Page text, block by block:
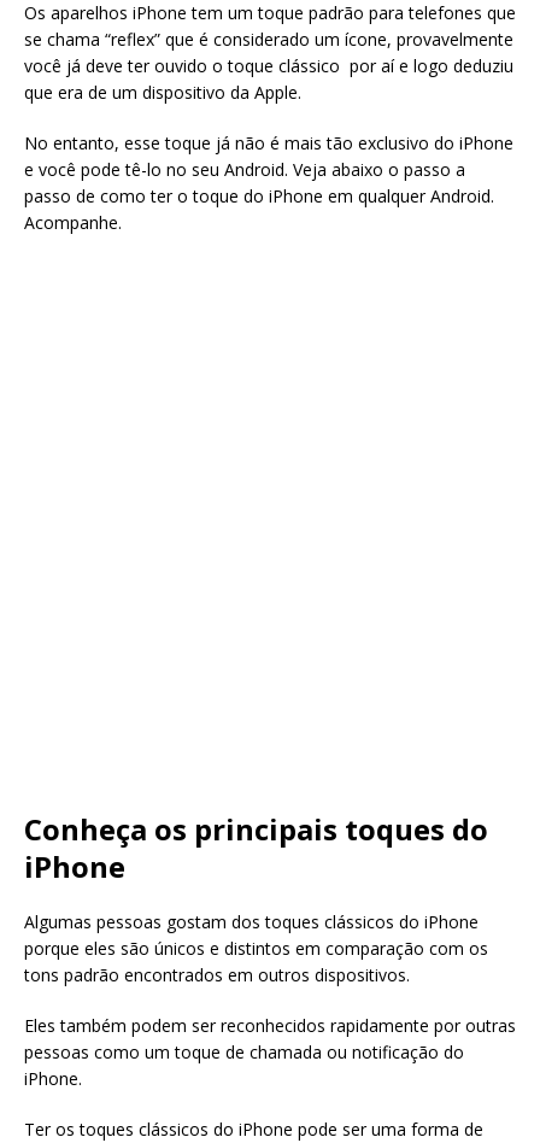
Os aparelhos iPhone tem um toque padrão para telefones que
se chama “reflex” que é considerado um ícone, provavelmente
você já deve ter ouvido o toque clássico por aí e logo deduziu
que era de um dispositivo da Apple.
No entanto, esse toque já não é mais tão exclusivo do iPhone
e você pode tê-lo no seu Android. Veja abaixo o passo a
passo de como ter o toque do iPhone em qualquer Android.
Acompanhe.
Conheça os principais toques do
iPhone
Algumas pessoas gostam dos toques clássicos do iPhone
porque eles são únicos e distintos em comparação com os
tons padrão encontrados em outros dispositivos.
Eles também podem ser reconhecidos rapidamente por outras
pessoas como um toque de chamada ou notificação do
iPhone.
Ter os toques clássicos do iPhone pode ser uma forma de